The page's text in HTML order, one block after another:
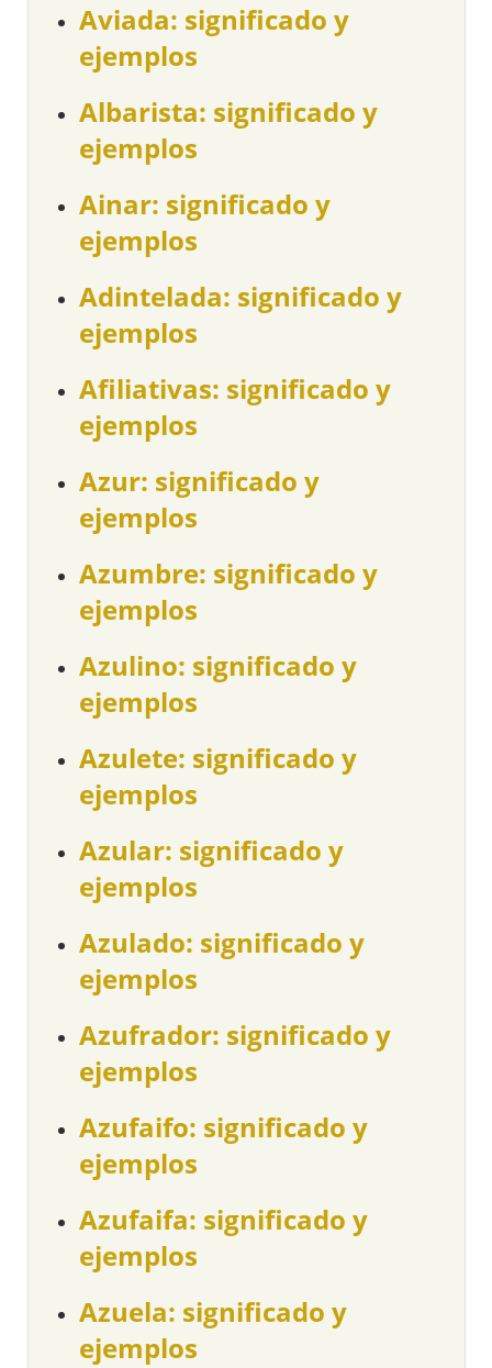
Aviada: significado y
ejemplos
Albarista: significado y
ejemplos
Ainar: significado y
ejemplos
Adintelada: significado y
ejemplos
Afiliativas: significado y
ejemplos
Azur: significado y
ejemplos
Azumbre: significado y
ejemplos
Azulino: significado y
ejemplos
Azulete: significado y
ejemplos
Azular: significado y
ejemplos
Azulado: significado y
ejemplos
Azufrador: significado y
ejemplos
Azufaifo: significado y
ejemplos
Azufaifa: significado y
ejemplos
Azuela: significado y
ejemplos